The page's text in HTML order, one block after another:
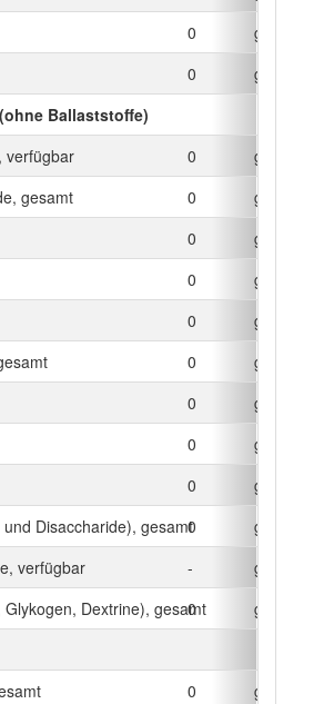
0
g
0
g
Ballaststoffe)
verfügbar
0
g
gesamt
0
g
0
g
0
g
0
g
0
g
0
g
0
g
0
g
Disaccharide), gesamt0
g
verfügbar
-
g
Dextrine), gesamt
0
g
0
g